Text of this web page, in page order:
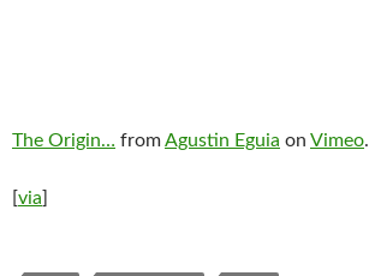
The Origin… fromAgustin Eguia on Vimeo.
[via]